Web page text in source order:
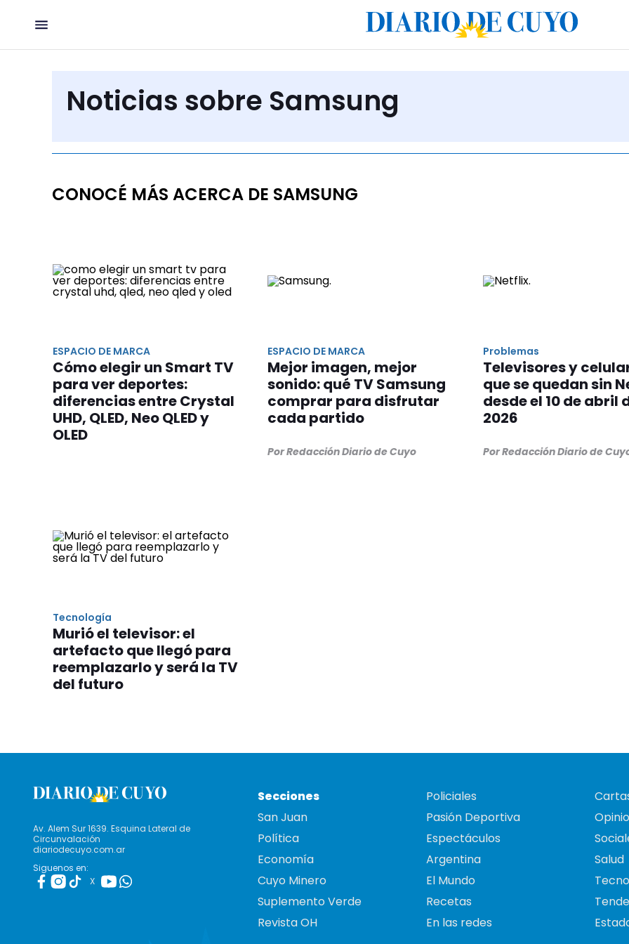
Noticias sobre Samsung
CONOCÉ MÁS ACERCA DE SAMSUNG
ESPACIO DE MARCA
Cómo elegir un Smart TV
para ver deportes:
diferencias entre Crystal
UHD, QLED, Neo QLED y
OLED
ESPACIO DE MARCA
Mejor imagen, mejor
sonido: qué TV Samsung
comprar para disfrutar
cada partido
Por Redacción Diario de Cuyo
Problemas
Televisores y
que se quedan sin
desde el 10 de abril
2026
Por Redacción Diario de
Tecnología
Murió el televisor: el
artefacto que llegó para
reemplazarlo y será la TV
del futuro
Av. Alem Sur 1639. Esquina Lateral de
Circunvalación
diariodecuyo.com.ar
Siguenos en:
X
Secciones
San Juan
Política
Economía
Cuyo Minero
Suplemento Verde
Revista OH
Policiales
Pasión Deportiva
Espectáculos
Argentina
El Mundo
Recetas
En las redes
Salud